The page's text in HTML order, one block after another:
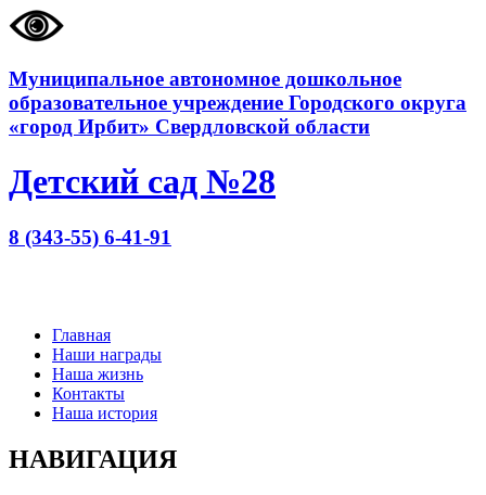
Муниципальное автономное дошкольное
образовательное учреждение Городского округа
«город Ирбит» Свердловской области
Детский сад №28
8 (343-55) 6-41-91
Главная
Наши награды
Наша жизнь
Контакты
Наша история
НАВИГАЦИЯ